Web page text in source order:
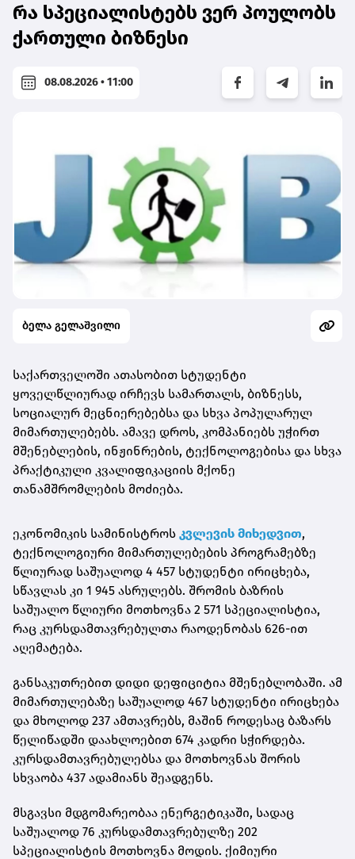
რა სპეციალისტებს ვერ პოულობს
ქართული ბიზნესი
08.08.2026 • 11:00
ბელა გელაშვილი
საქართველოში ათასობით სტუდენტი
ყოველწლიურად ირჩევს სამართალს, ბიზნესს,
სოციალურ მეცნიერებებსა და სხვა პოპულარულ
მიმართულებებს. ამავე დროს, კომპანიებს უჭირთ
მშენებლების, ინჟინრების, ტექნოლოგებისა და სხვა
პრაქტიკული კვალიფიკაციის მქონე
თანამშრომლების მოძიება.
ეკონომიკის სამინისტროს კვლევის მიხედვით,
ტექნოლოგიური მიმართულებების პროგრამებზე
წლიურად საშუალოდ 4 457 სტუდენტი ირიცხება,
სწავლას კი 1 945 ასრულებს. შრომის ბაზრის
საშუალო წლიური მოთხოვნა 2 571 სპეციალისტია,
რაც კურსდამთავრებულთა რაოდენობას 626-ით
აღემატება.
განსაკუთრებით დიდი დეფიციტია მშენებლობაში. ამ
მიმართულებაზე საშუალოდ 467 სტუდენტი ირიცხება
და მხოლოდ 237 ამთავრებს, მაშინ როდესაც ბაზარს
წელიწადში დაახლოებით 674 კადრი სჭირდება.
კურსდამთავრებულებსა და მოთხოვნას შორის
სხვაობა 437 ადამიანს შეადგენს.
მსგავსი მდგომარეობაა ენერგეტიკაში, სადაც
საშუალოდ 76 კურსდამთავრებულზე 202
სპეციალისტის მოთხოვნა მოდის. ქიმიური